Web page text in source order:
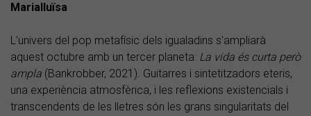
Marialluïsa
L'univers del pop metafísic dels igualadins s'ampliarà
aquest octubre amb un tercer planeta: La vida és curta però
ampla (Bankrobber, 2021). Guitarres i sintetitzadors eteris,
una experiència atmosfèrica, i les reflexions existencials i
transcendents de les lletres són les grans singularitats del